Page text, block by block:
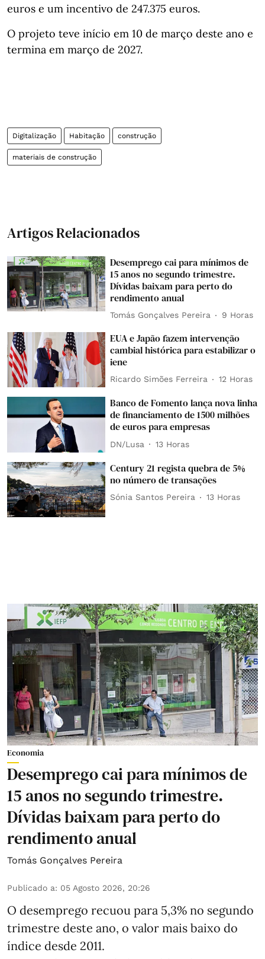
euros e um incentivo de 247.375 euros.
O projeto teve início em 10 de março deste ano e
termina em março de 2027.
Digitalização Habitação construção
materiais de construção
Artigos Relacionados
Desemprego cai para mínimos de
15 anos no segundo trimestre.
Dívidas baixam para perto do
rendimento anual
Tomás Gonçalves Pereira 9 Horas
EUA e Japão fazem intervenção
cambial histórica para estabilizar o
iene
Ricardo Simões Ferreira 12 Horas
Banco de Fomento lança nova linha
de financiamento de 1500 milhões
de euros para empresas
DN/Lusa 13 Horas
Century 21 regista quebra de 5%
no número de transações
Sónia Santos Pereira 13 Horas
Economia
Desemprego cai para mínimos de
15 anos no segundo trimestre.
Dívidas baixam para perto do
rendimento anual
Tomás Gonçalves Pereira
Publicado a: 05 Agosto 2026, 20:26
O desemprego recuou para 5,3% no segundo
trimestre deste ano, o valor mais baixo do
índice desde 2011.